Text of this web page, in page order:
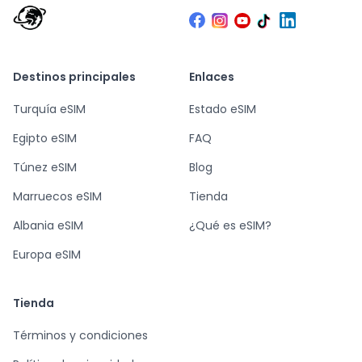
Destinos principales
Turquía eSIM
Egipto eSIM
Túnez eSIM
Marruecos eSIM
Albania eSIM
Europa eSIM
Enlaces
Estado eSIM
FAQ
Blog
Tienda
¿Qué es eSIM?
Tienda
Términos y condiciones